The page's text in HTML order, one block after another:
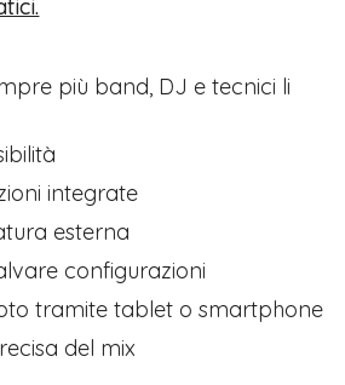
più band, DJ e tecnici li
integrate
esterna
configurazioni
tramite tablet o smartphone
del mix